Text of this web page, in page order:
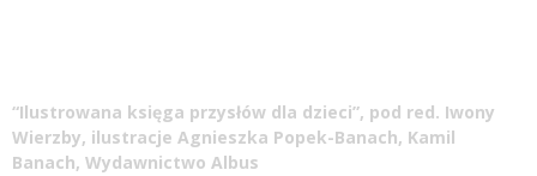
“Ilustrowana księga przysłów dla dzieci”, pod red. Iwony
Wierzby, ilustracje Agnieszka Popek-Banach, Kamil
Banach, Wydawnictwo Albus